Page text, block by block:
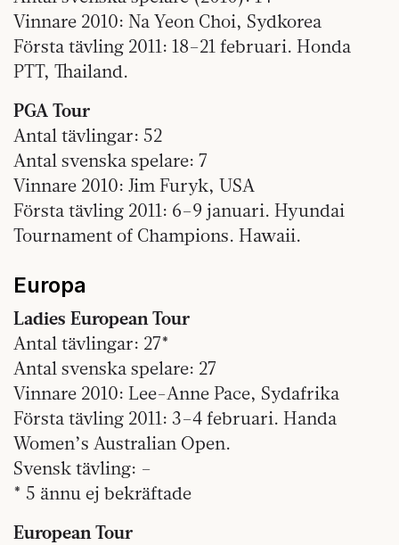
Vinnare 2010: Na Yeon Choi, Sydkorea
Första tävling 2011: 18–21 februari. Honda
PTT, Thailand.
PGA Tour
Antal tävlingar: 52
Antal svenska spelare: 7
Vinnare 2010: Jim Furyk, USA
Första tävling 2011: 6–9 januari. Hyundai
Tournament of Champions. Hawaii.
Europa
Ladies European Tour
Antal tävlingar: 27*
Antal svenska spelare: 27
Vinnare 2010: Lee-Anne Pace, Sydafrika
Första tävling 2011: 3–4 februari. Handa
Women’s Australian Open.
Svensk tävling: –
* 5 ännu ej bekräftade
European Tour